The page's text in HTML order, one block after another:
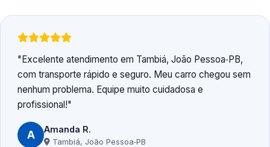
Excelente atendimento em Tambiá, João Pessoa‑PB,
com transporte rápido e seguro. Meu carro chegou sem
nenhum problema. Equipe muito cuidadosa e
profissional!
A Amanda R.
Tambiá, João Pessoa‑PB